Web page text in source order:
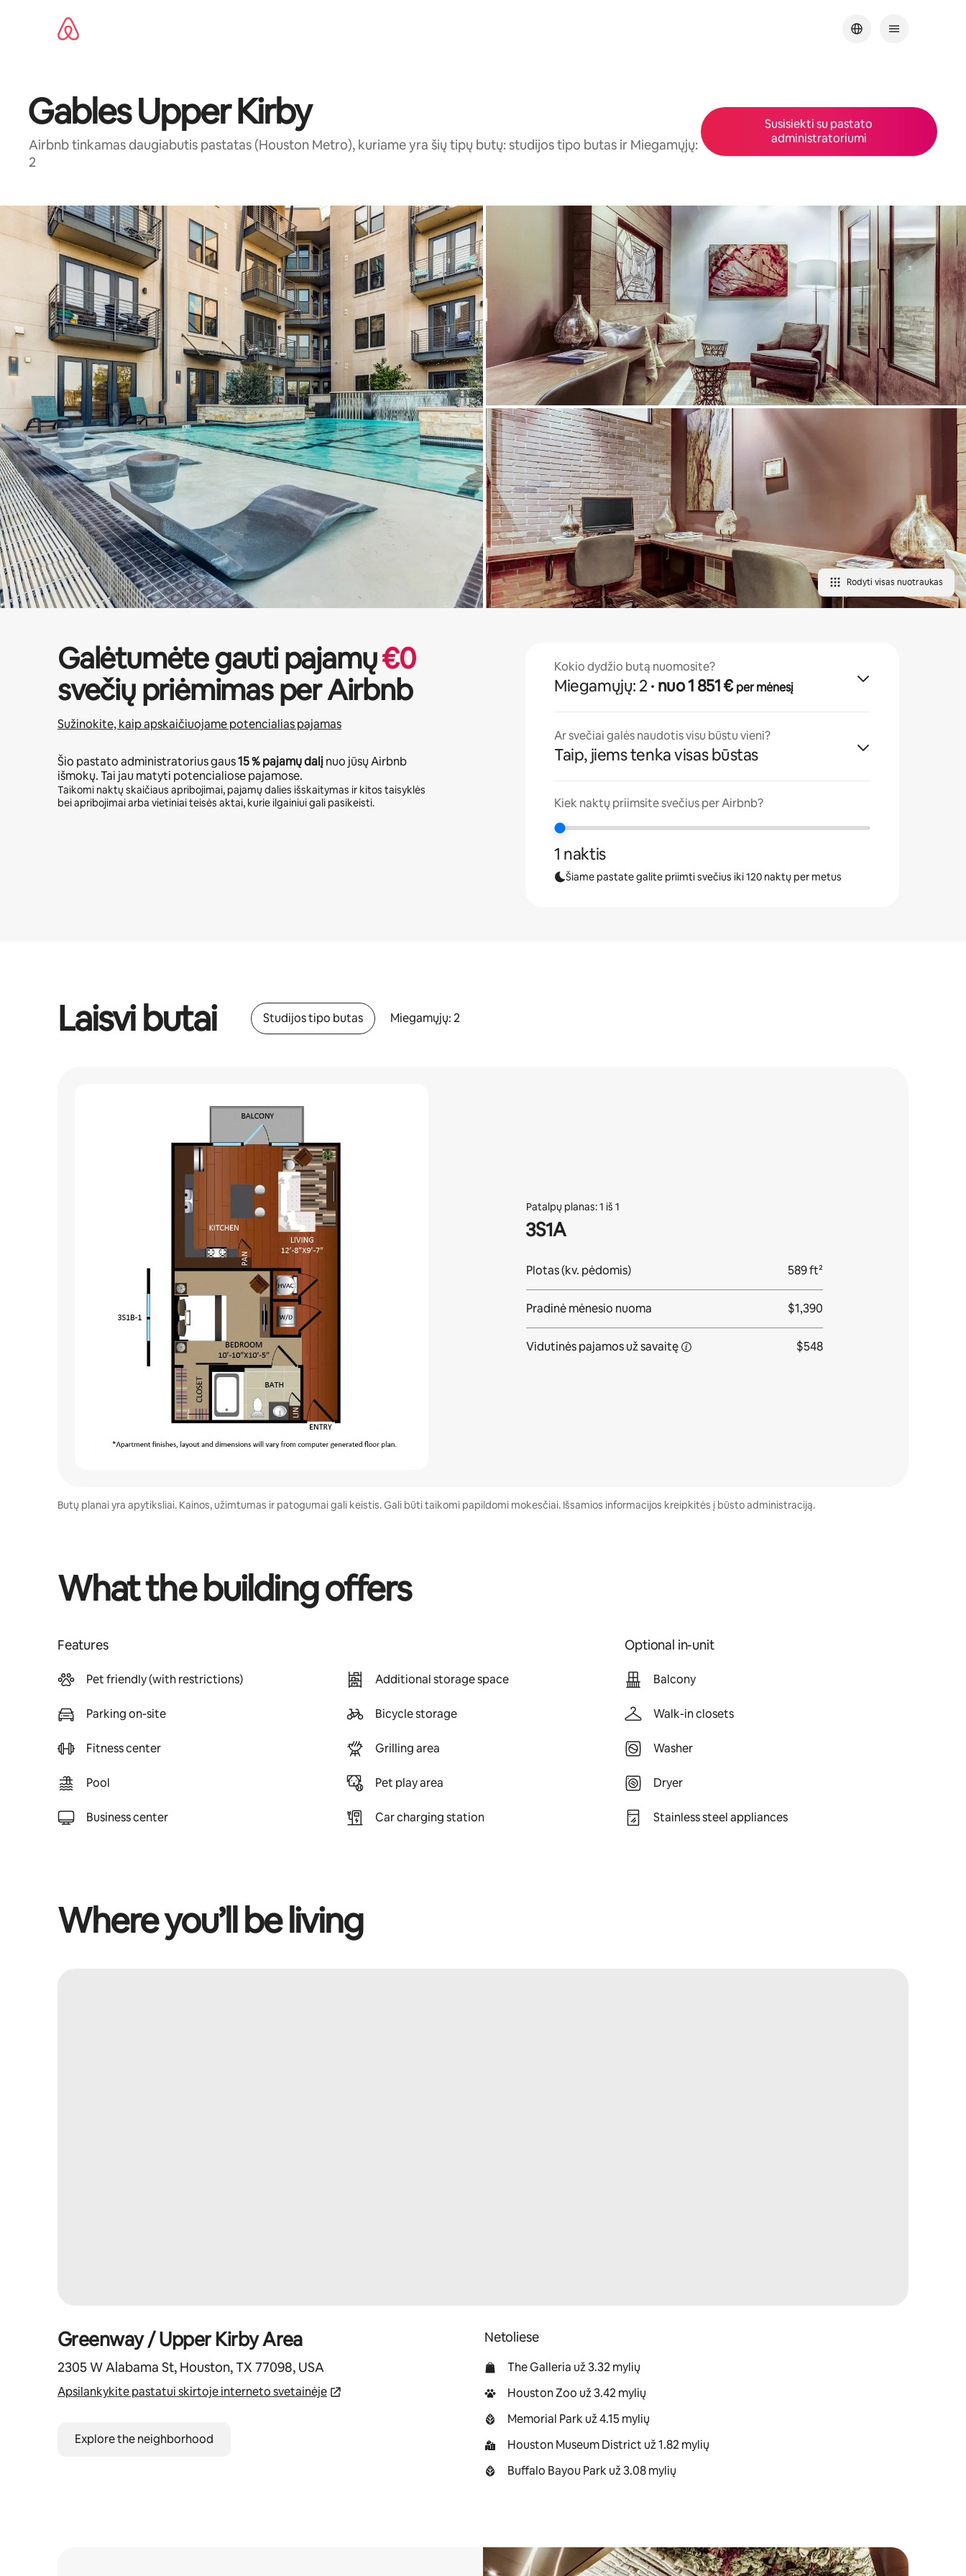
Gables Upper Kirby
Airbnb tinkamas daugiabutis pastatas (Houston Metro), kuriame yra šių tipų butų: studijos tipo butas ir Miegamųjų:
2
Susisiekti su pastato
administratoriumi
Rodyti visas nuotraukas
Galėtumėte gauti pajamų€0
svečių priėmimas per Airbnb
Sužinokite, kaip apskaičiuojame potencialias pajamas
Šio pastato administratorius gaus15 %pajamų dalįnuo jūsų Airbnb
išmokų. Tai jau matyti potencialiose pajamose.
Taikomi naktų skaičiaus apribojimai, pajamų dalies išskaitymas ir kitos taisyklės
bei apribojimai arba vietiniai teisės aktai, kurie ilgainiui gali pasikeisti.
Kokio dydžio butą nuomosite?
Miegamųjų: 2 · nuo 1 851 €per mėnesį
Ar svečiai galės naudotis visu būstu vieni?
Taip, jiems tenka visas būstas
Kiek naktų priimsite svečius per Airbnb?
1 naktis
Šiame pastate galite priimti svečius iki 120 naktų per metus
Laisvi butai Studijos tipo butas Miegamųjų: 2
Patalpų planas: 1 iš 1
3S1A
Plotas (kv. pėdomis) 589 ft²
Pradinė mėnesio nuoma $1,390
Vidutinės pajamos už savaitę $548
Butų planai yra apytiksliai. Kainos, užimtumas ir patogumai gali keistis. Gali būti taikomi papildomi mokesčiai. Išsamios informacijos kreipkitės į būsto administraciją.
What the building offers
Features
Pet friendly (with restrictions)
Parking on-site
Fitness center
Pool
Business center
Additional storage space
Bicycle storage
Grilling area
Pet play area
Car charging station
Optional in-unit
Balcony
Walk-in closets
Washer
Dryer
Stainless steel appliances
Where you’ll be living
Greenway / Upper Kirby Area
2305 W Alabama St, Houston, TX 77098, USA
Apsilankykite pastatui skirtoje interneto svetainėje
Explore the neighborhood
Netoliese
The Galleria už 3.32 mylių
Houston Zoo už 3.42 mylių
Memorial Park už 4.15 mylių
Houston Museum District už 1.82 mylių
Buffalo Bayou Park už 3.08 mylių